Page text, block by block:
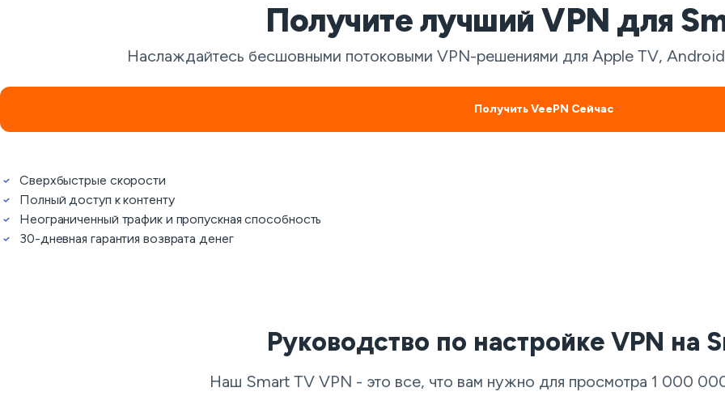
Получите лучший VPN для
Наслаждайтесь бесшовными потоковыми VPN-решениями для Apple TV,
Получить VeePN Сейчас
Сверхбыстрые скорости
Полный доступ к контенту
Неограниченный трафик и пропускная способность
30-дневная гарантия возврата денег
Руководство по настройке VPN на
Наш Smart TV VPN - это все, что вам нужно для просмотра 1 000 000